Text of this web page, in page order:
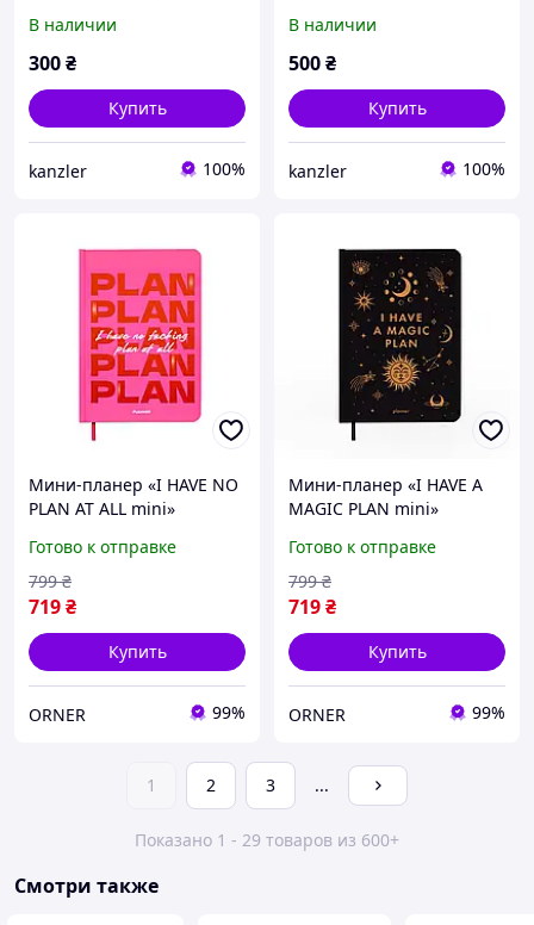
блок
В наличии
300₴
Купить
kanzler 100%
В наличии
500₴
Купить
kanzler 100%
Мини-планер «I HAVE NO
PLAN AT ALL mini»
Готово к отправке
719₴
799 ₴
Купить
ORNER 99%
Мини-планер «I HAVE A
MAGIC PLAN mini»
Готово к отправке
719₴
799 ₴
Купить
ORNER 99%
1 2 3 ...
Показано 1 - 29 товаров из 600+
Смотри также